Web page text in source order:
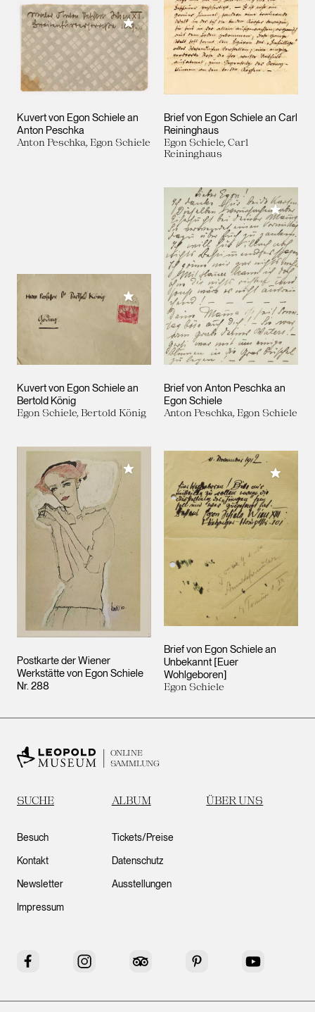
Kuvert von Egon Schiele an
Anton Peschka
Anton Peschka, Egon Schiele
Meiner Sammlung hinzufügen
Brief von Egon Schiele an Carl
Reininghaus
Egon Schiele, Carl
Reininghaus
Kuvert von Egon Schiele an
Bertold König
Egon Schiele, Bertold König
Meiner Sammlung hinzufügen
Brief von Anton Peschka an
Egon Schiele
Anton Peschka, Egon Schiele
Meiner
Postkarte der Wiener
Werkstätte von Egon Schiele
Nr. 288
Meiner Sammlung hinzufügen
Brief von Egon Schiele an
Unbekannt [Euer
Wohlgeboren]
Egon Schiele
Meiner
ONLINE
SAMMLUNG
SUCHE ALBUM ÜBER UNS
Besuch
Kontakt
Newsletter
Impressum
Tickets/Preise
Datenschutz
Ausstellungen
Facebook Instagram Tripadvisor Pinterest YouTube